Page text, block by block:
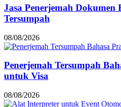
Jasa Penerjemah Dokumen
Tersumpah
08/08/2026
Penerjemah Tersumpah
untuk Visa
08/08/2026